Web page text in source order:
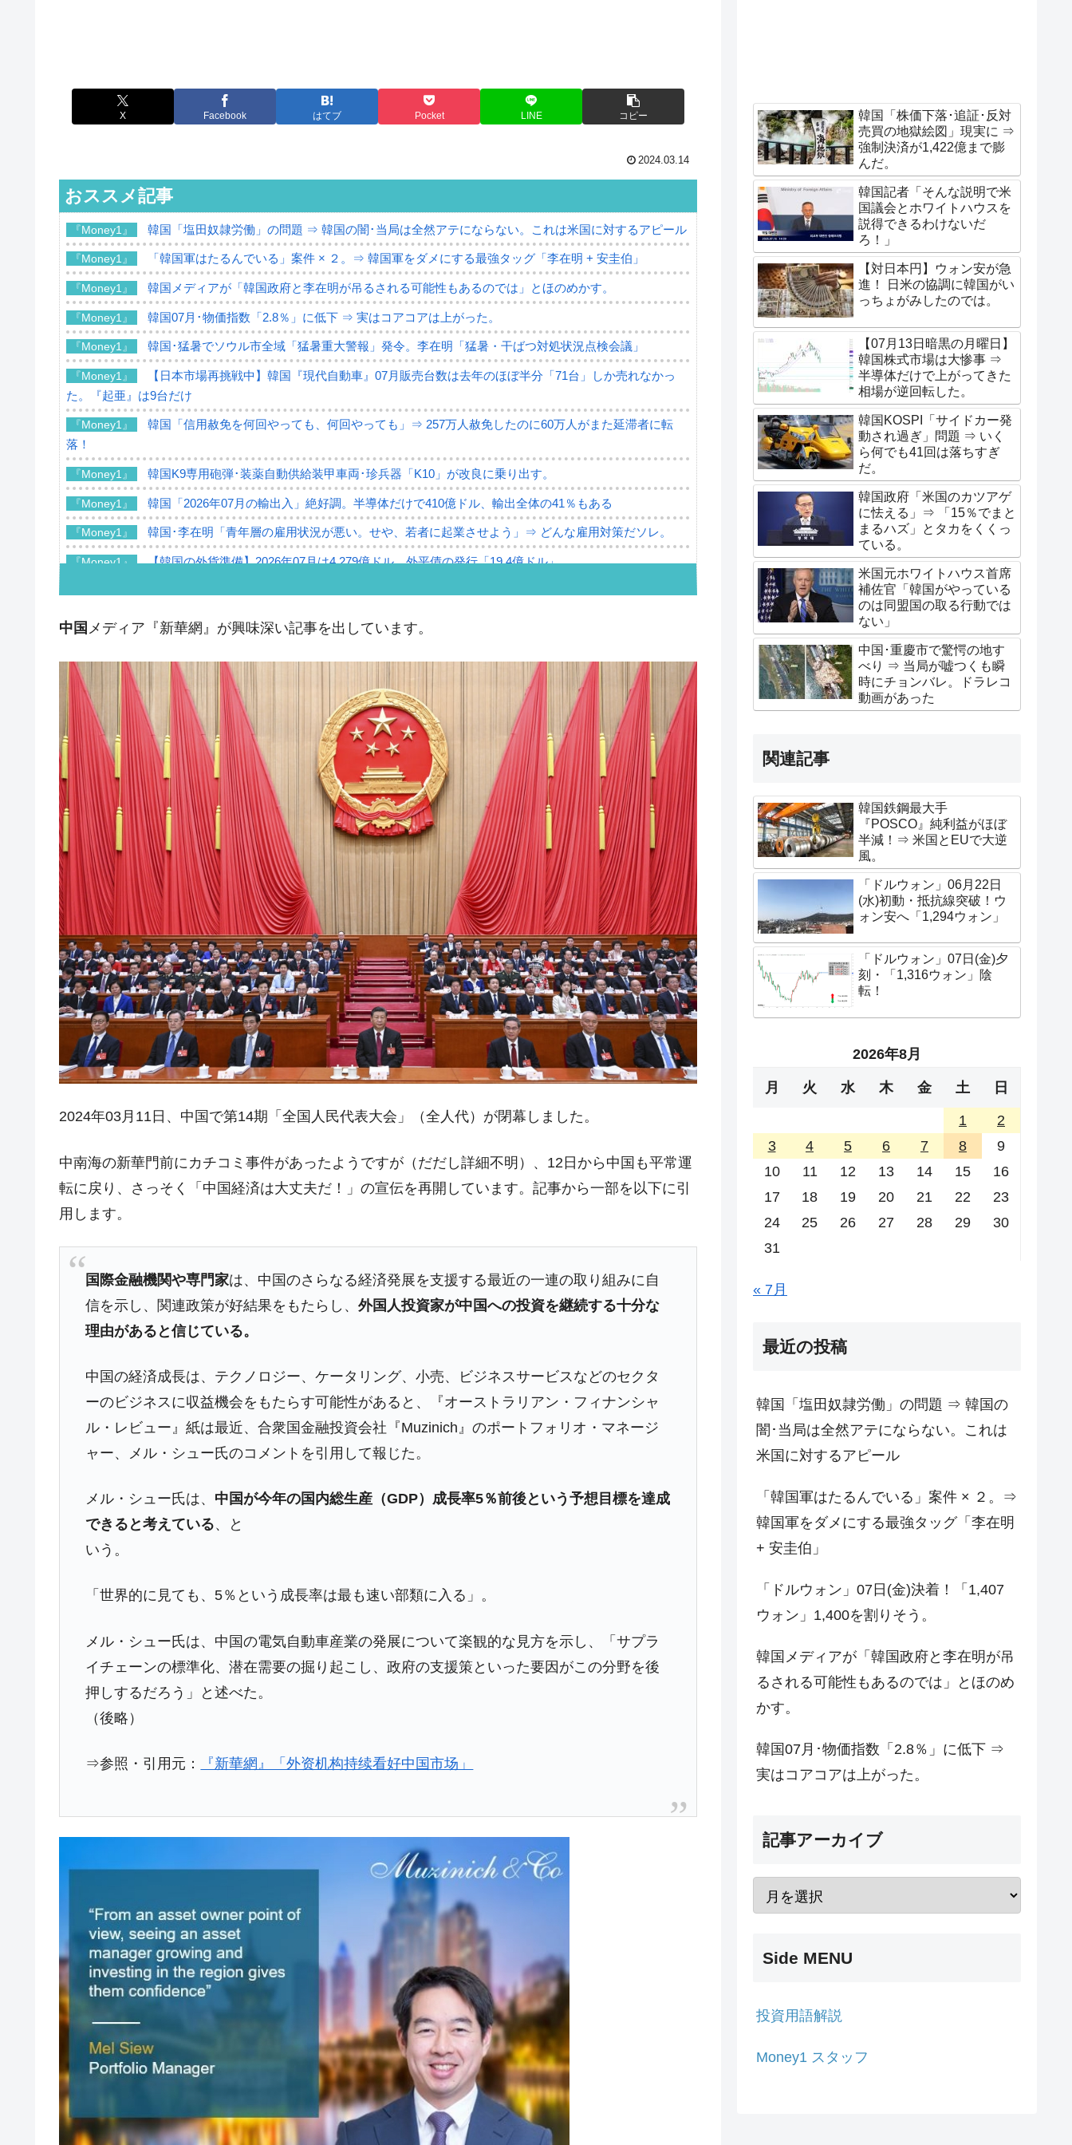
X Facebook はてブ Pocket LINE コピー
2024.03.14
おススメ記事
『Money1』 韓国「塩田奴隷労働」の問題 ⇒ 韓国の闇･当局は全然アテにならない。これは米国に対するアピール
『Money1』 「韓国軍はたるんでいる」案件 × ２。⇒ 韓国軍をダメにする最強タッグ「李在明 + 安圭伯」
『Money1』 韓国メディアが「韓国政府と李在明が吊るされる可能性もあるのでは」とほのめかす。
『Money1』 韓国07月･物価指数「2.8％」に低下 ⇒ 実はコアコアは上がった。
『Money1』 韓国･猛暑でソウル市全域「猛暑重大警報」発令。李在明「猛暑・干ばつ対処状況点検会議」
『Money1』
【日本市場再挑戦中】韓国『現代自動車』07月販売台数は去年のほぼ半分「71台」しか売れなかっ
た。『起亜』は9台だけ
『Money1』
韓国「信用赦免を何回やっても、何回やっても」⇒ 257万人赦免したのに60万人がまた延滞者に転
落！
『Money1』 韓国K9専用砲弾･装薬自動供給装甲車両･珍兵器「K10」が改良に乗り出す。
『Money1』 韓国「2026年07月の輸出入」絶好調。半導体だけで410億ドル、輸出全体の41％もある
『Money1』 韓国･李在明「青年層の雇用状況が悪い。せや、若者に起業させよう」⇒ どんな雇用対策だソレ。
『Money1』 【韓国の外貨準備】2026年07月は4,279億ドル。外平債の発行「19.4億ドル」
『Money1』 韓国･李在明さっそく不動産対策で浅薄な発言。
『Money1』 『韓国銀行』が「金の保有量を増やします」⇒「金を経由するドル入手」手段ではないのか？
『Money1』 韓国･外為取引量「1日当たり1,214.4億ドル」まで拡大 ⇒ 海外資金の動きに強く左右される状態
『Money1』 韓国･帰ってきた李在明。李在明を支持しない「50.5％」に上昇
『Money1』
韓国大統領府ボンクラ政策室長が告発された ⇒ 国家が行った恐るべき株価操作であり、空前の国政
壟断
『Money1』 韓国･警察職員が「丸刈りになって抗議活動」
『Money1』 中国だけが鉄鋼輸出を異常増加させる ⇒ 中国の過剰生産が世界を蝕む。
『Money1』 韓国製造業「半導体絶好調」のウラで他業種は全般的「不調」⇒ PSIが示す現況は決して良くない。
『Money1』 【米韓激突案件】韓国消費者院が『クーパン』1人当たり賠償10万ウォンを認定 ⇒ 総額3兆7,000億
『Money1』 韓国で猛暑。南東部では干ばつ
『Money1』 韓国型イージス搭載の次世代駆逐艦「KDDX」1番艦、2032年竣工と公示
『Money1』 【対日本円】ウォン安が急進！ 日米の協調に韓国がいっちょがみしたのでは。
『Money1』
韓国政府『BYD』車への補助金を全廃 ⇒ 実は韓国で『BYD』車は売れている。6カ月で対前年同期比
1.9倍！
『Money1』
在韓米国大使スティールが着韓！⇒ さっそく空港に詰めかけ「出て行け！」「極右勢力」のプラカー
ドを掲げる「在韓反米勢力」
『Money1』 韓国政府「2035年までに18.4GW規模のAIデータセンター整備」⇒ だから無理だってば。
『Money1』
『Money1』
米国下院「韓国の公務員個人をターゲットにぶん殴る法案」提出！⇒ クーパン問題は合衆国企業に対
する差別。許してはおかぬ
『Money1』 韓国ボンクラ政策室長･金容範、株価暴落に他人事のような発言。
『Money1』 韓国半導体『SKハイニックス』2026年2Qの業績「史上最高益」当期純利益は前年同期比13.4倍に。
Fact1 日本の誇る海洋資源調査船『白嶺』は先進技術の塊！
Fact1 夏の甲子園、優勝校を最も多く輩出している都道府県とは？
Fact1 今話題の「楽天ライオンズ」とは？
奇跡の毛色「白毛馬」とは？
Fact1 全て勝つといくら？ 競馬GI競走で勝利騎手がもらえる賞金とは？
Fact1
日本人マスターズ挑戦の歴史。松山以前に最高位だった選手とは？
Fact1 甲子園通算本塁打、最多の清原に次いで多く打っている意外な選手とは？
Fact1 セレクトセールの高額取引馬が稼いだ金額とは？
中国 メディア『新華網』が興味深い記事を出しています。
2024年03月11日、中国で第14期「全国人民代表大会」（全人代）が閉幕しました。
中南海の新華門前にカチコミ事件があったようですが（だだし詳細不明）、12日から中国も平常運
転に戻り、さっそく「中国経済は大丈夫だ！」の宣伝を再開しています。記事から一部を以下に引
用します。
国際金融機関や専門家は、中国のさらなる経済発展を支援する最近の一連の取り組みに自
信を示し、関連政策が好結果をもたらし、外国人投資家が中国への投資を継続する十分な
理由があると信じている。
中国の経済成長は、テクノロジー、ケータリング、小売、ビジネスサービスなどのセクタ
ーのビジネスに収益機会をもたらす可能性があると、『オーストラリアン・フィナンシャ
ル・レビュー』紙は最近、合衆国金融投資会社『Muzinich』のポートフォリオ・マネージ
ャー、メル・シュー氏のコメントを引用して報じた。
メル・シュー氏は、 中国が今年の国内総生産（GDP）成長率5％前後という予想目標を達成
できると考えている、と
いう。
「世界的に見ても、5％という成長率は最も速い部類に入る」。
メル・シュー氏は、中国の電気自動車産業の発展について楽観的な見方を示し、「サプラ
イチェーンの標準化、潜在需要の掘り起こし、政府の支援策といった要因がこの分野を後
押しするだろう」と述べた。
（後略）
⇒参照・引用元： 『新華網』「外资机构持续看好中国市场」
韓国「株価下落･追証･反対
売買の地獄絵図」現実に ⇒
強制決済が1,422億まで膨
んだ。
韓国記者「そんな説明で米
国議会とホワイトハウスを
説得できるわけないだ
ろ！」
【対日本円】ウォン安が急
進！ 日米の協調に韓国がい
っちょがみしたのでは。
【07月13日暗黒の月曜日】
韓国株式市場は大惨事 ⇒
半導体だけで上がってきた
相場が逆回転した。
韓国KOSPI「サイドカー発
動され過ぎ」問題 ⇒ いく
ら何でも41回は落ちすぎ
だ。
韓国政府「米国のカツアゲ
に怯える」⇒ 「15％でまと
まるハズ」とタカをくくっ
ている。
米国元ホワイトハウス首席
補佐官「韓国がやっている
のは同盟国の取る行動では
ない」
中国･重慶市で驚愕の地す
べり ⇒ 当局が嘘つくも瞬
時にチョンバレ。ドラレコ
動画があった
関連記事
韓国鉄鋼最大手
『POSCO』純利益がほぼ
半減！⇒ 米国とEUで大逆
風。
「ドルウォン」06月22日
(水)初動・抵抗線突破！ウ
ォン安へ「1,294ウォン」
「ドルウォン」07日(金)夕
刻・「1,316ウォン」陰
転！
2026年8月
月 火 水 木 金 土 日
1
2
3
4 5 6 7 8
9
10
11 12 13 14 15
16
17
18 19 20 21 22
23
24
25 26 27 28 29
30
31
« 7月
最近の投稿
韓国「塩田奴隷労働」の問題 ⇒ 韓国の
闇･当局は全然アテにならない。これは
米国に対するアピール
「韓国軍はたるんでいる」案件 × ２。⇒
韓国軍をダメにする最強タッグ「李在明
+ 安圭伯」
「ドルウォン」07日(金)決着！「1,407
ウォン」1,400を割りそう。
韓国メディアが「韓国政府と李在明が吊
るされる可能性もあるのでは」とほのめ
かす。
韓国07月･物価指数「2.8％」に低下 ⇒
実はコアコアは上がった。
記事アーカイブ
Side MENU
投資用語解説
Money1 スタッフ